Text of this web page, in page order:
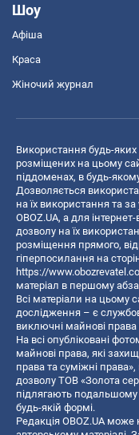
Шоу
Афіша
Краса
Жіночий журнал
Використання будь-яких
розміщених на цьому
піддоменах, в будь-
Дозволяється
на їх використання та
OBOZ.UA, а для
дозволу на їх
розміщення прямого,
гіперпосилання на
https://
матеріал в першому
Всі матеріали на цьому
дослідження – є
виключні майнові
На всі опубліковані
майнові права, які
права та суміжні
дозволу ТОВ «Золота
підлягають
будь-якій формі.
Редакція OBOZ.UA може